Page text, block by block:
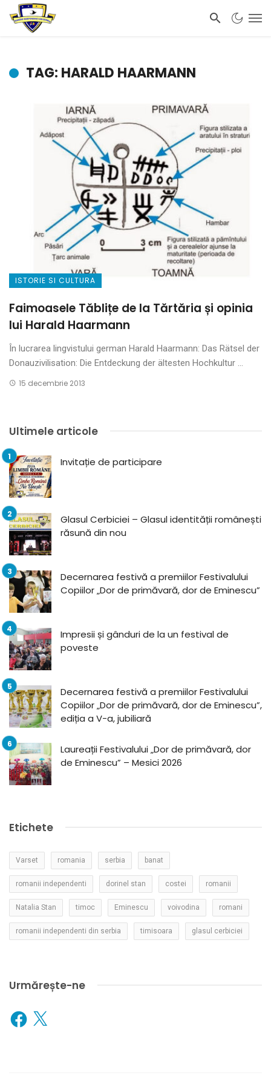
TAG: HARALD HAARMANN
ISTORIE SI CULTURA
Faimoasele Tăblițe de la Tărtăria și opinia
lui Harald Haarmann
În lucrarea lingvistului german Harald Haarmann: Das Rätsel der
Donauzivilisation: Die Entdeckung der ältesten Hochkultur ...
15 decembrie 2013
Ultimele articole
Invitație de participare
Glasul Cerbiciei – Glasul identității românești
răsună din nou
Decernarea festivă a premiilor Festivalului
Copiilor „Dor de primăvară, dor de Eminescu”
Impresii și gânduri de la un festival de
poveste
Decernarea festivă a premiilor Festivalului
Copiilor „Dor de primăvară, dor de Eminescu”,
ediția a V-a, jubiliară
Laureații Festivalului „Dor de primăvară, dor
de Eminescu” – Mesici 2026
Etichete
Varset romania serbia banat
romanii independenti dorinel stan costei romanii
Natalia Stan timoc Eminescu voivodina romani
romanii independenti din serbia timisoara glasul cerbiciei
Urmărește-ne
Facebook
X